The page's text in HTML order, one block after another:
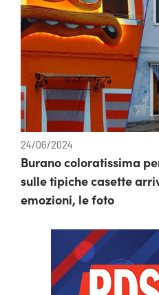
24/06/2024
Burano coloratissima
sulle tipiche casette
emozioni, le foto